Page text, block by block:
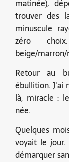
matinée),
trouver des
minuscule
zéro
beige/marron/
Retour au
ébullition. J'ai
là, miracle :
née.
Quelques
voyait le jour.
démarquer